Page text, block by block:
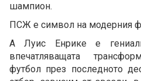
шампион.
ПСЖ е символ на модерния
А Луис Енрике е
впечатляващата
футбол през последното